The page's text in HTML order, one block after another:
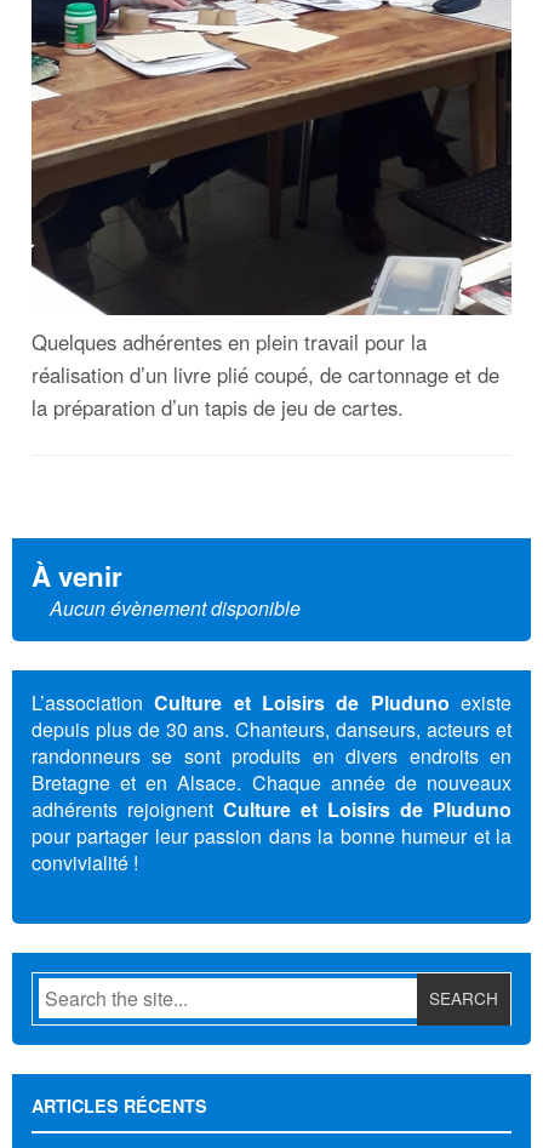
Quelques adhérentes en plein travail pour la
réalisation d’un livre plié coupé, de cartonnage et de
la préparation d’un tapis de jeu de cartes.
À venir
Aucun évènement disponible
L’associationCulture et Loisirs de Pluduno existe
depuis plus de 30 ans. Chanteurs, danseurs, acteurs et
randonneurs se sont produits en divers endroits en
Bretagne et en Alsace. Chaque année de nouveaux
adhérents rejoignent Culture et Loisirs de Pluduno
pour partager leur passion dans la bonne humeur et la
convivialité !
ARTICLES RÉCENTS